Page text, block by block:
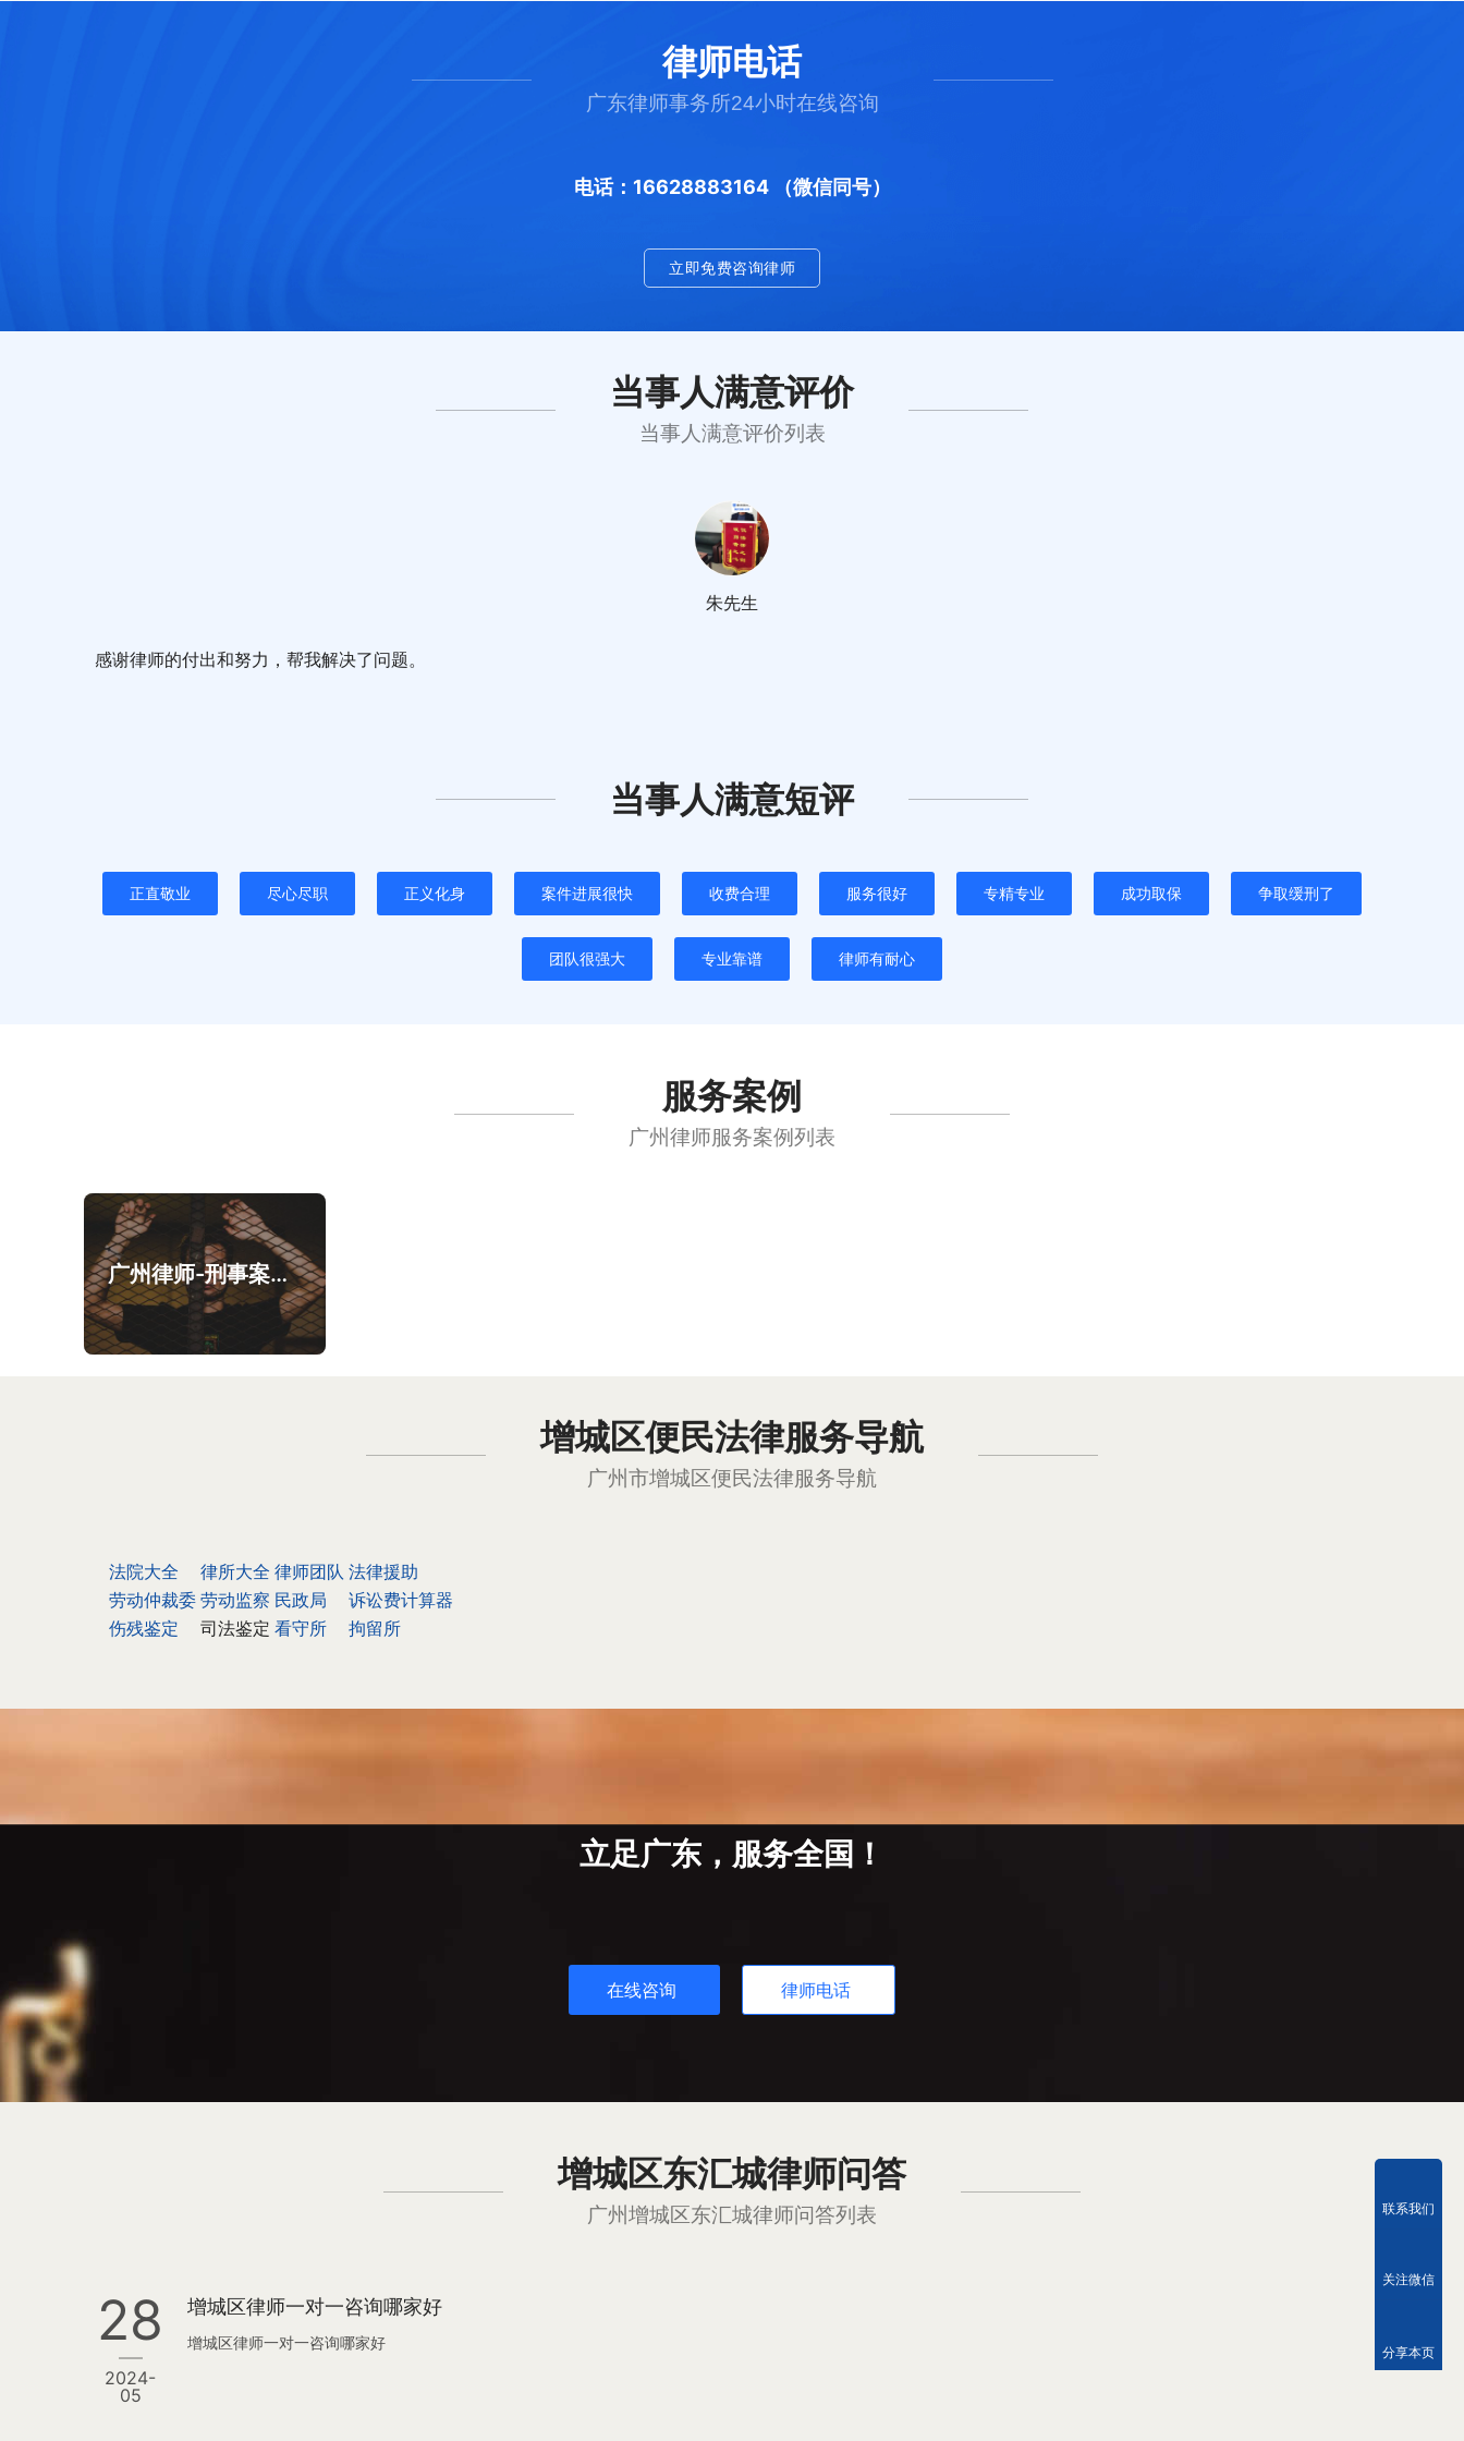
律师电话
广东律师事务所24小时在线咨询
电话：16628883164 （微信同号）
立即免费咨询律师
当事人满意评价
当事人满意评价列表
感谢律师的付出和努力，帮我解决了问题。
朱先生
当事人满意短评
正直敬业 尽心尽职 正义化身 案件进展很快 收费合理 服务很好 专精专业 成功取保 争取缓刑了
团队很强大 专业靠谱 律师有耐心
服务案例
广州律师服务案例列表
广州律师-刑事案件案例
增城区便民法律服务导航
广州市增城区便民法律服务导航
法院大全 律所大全 律师团队 法律援助
劳动仲裁委 劳动监察 民政局
诉讼费计算器
伤残鉴定
司法鉴定 看守所 拘留所
立足广东，服务全国！
在线咨询 律师电话
增城区东汇城律师问答
广州增城区东汇城律师问答列表
28
2024-
05
增城区律师一对一咨询哪家好
增城区律师一对一咨询哪家好
联系我们
关注微信
分享本页